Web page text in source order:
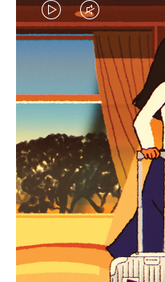
EL
VÍDEO
ESTÁ
PAUSADO,
PULSE
PARA
EL
DEL
VÍDEO
ESTÁ
PULSE
PARA
IDAS DE REGALO
Encuentre